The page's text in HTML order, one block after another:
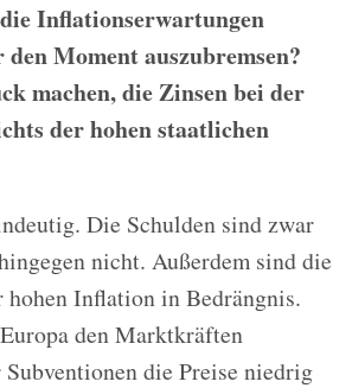
Inflationserwartungen
Moment auszubremsen?
machen, die Zinsen bei der
der hohen staatlichen
Die Schulden sind zwar
nicht. Außerdem sind die
hohen Inflation in Bedrängnis.
den Marktkräften
die Preise niedrig